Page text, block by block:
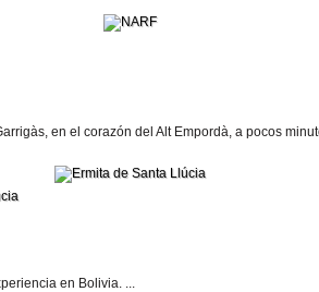
en el corazón del Alt Empordà, a pocos
en Bolivia. ...